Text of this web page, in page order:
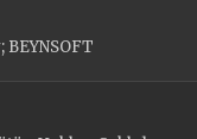
BEYNSOFT